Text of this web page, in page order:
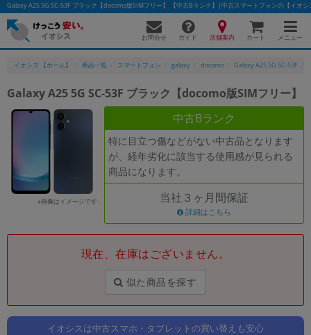
Galaxy A25 5G SC-53F ブラック【docomo版SIMフリー】 【中古Bランク】|中古スマートフォンの【イオシ
お問合せ ガイド 店舗案内 カート メニュー
イオシス 【ホーム】 商品一覧 スマートフォン galaxy docomo Galaxy A25 5G SC-53F
Galaxy A25 5G SC-53F ブラック【docomo版SIMフリー】
※画像はイメージです
中古Bランク
特に目立つ傷などがない中古品となります
が、経年劣化に該当する使用感が見られる
商品になります。
当社３ヶ月間保証
詳細はこちら
現在、在庫はございません。
似た商品を探す
イオシスは中古スマホ・タブレットの買い替えも安心
かんたんパソコン検索に切り替える
除外ワード
カテゴリー
商品ジャンルの絞り込み
「スマートフォン」「タブレット」など